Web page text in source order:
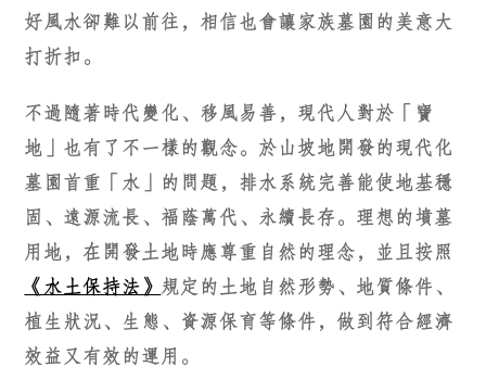
好風水卻難以前往，相信也會讓家族墓園的美意大
打折扣。
不過隨著時代變化、移風易善，現代人對於「寶
地」也有了不一樣的觀念。於山坡地開發的現代化
墓園首重「水」的問題，排水系統完善能使地基穩
固、遠源流長、福蔭萬代、永續長存。理想的墳墓
用地，在開發土地時應尊重自然的理念，並且按照
《水土保持法》 規定的土地自然形勢、地質條件、
植生狀況、生態、資源保育等條件，做到符合經濟
效益又有效的運用。